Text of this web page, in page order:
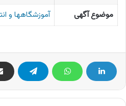
موضوع آگهی
آموزشگاهها و